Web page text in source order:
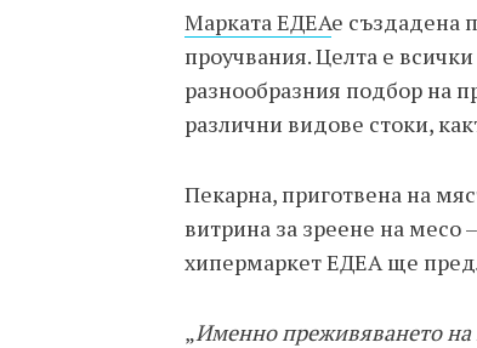
Марката ЕДЕАе създадена
проучвания. Целта е
разнообразния подбор на
различни видове стоки,
Пекарна, приготвена на
витрина за зреене на месо –
хипермаркет ЕДЕА ще
„Именно преживяването на